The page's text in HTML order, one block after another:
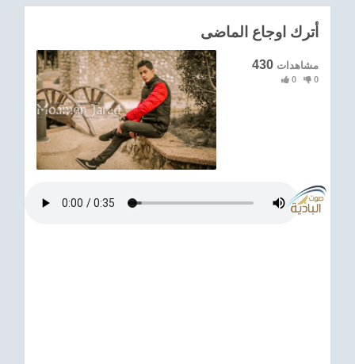
شعر
اناشيد
Asian
أترك اوجاع الماضى
430 مشاهدات
0 0